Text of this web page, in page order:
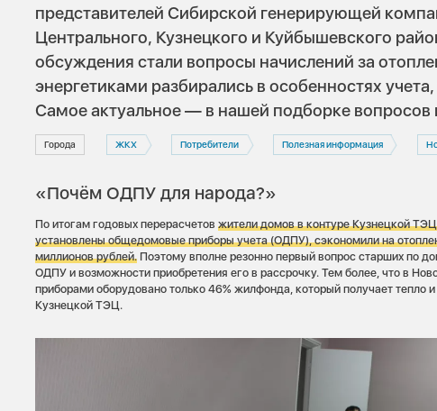
представителей Сибирской генерирующей
Центрального, Кузнецкого и Куйбышевского
обсуждения стали вопросы начислений за
энергетиками разбирались в особенностях
Самое актуальное — в нашей подборке вопросов
Города ЖКХ Потребители Полезная информация
«Почём ОДПУ для народа?»
По итогам годовых перерасчетовжители домов в контуре Кузнецкой
установлены общедомовые приборы учета (ОДПУ), сэкономили на
миллионов рублей. Поэтому вполне резонно первый вопрос старших по
ОДПУ и возможности приобретения его в рассрочку. Тем более, что в
приборами оборудовано только 46% жилфонда, который получает тепло
Кузнецкой ТЭЦ.